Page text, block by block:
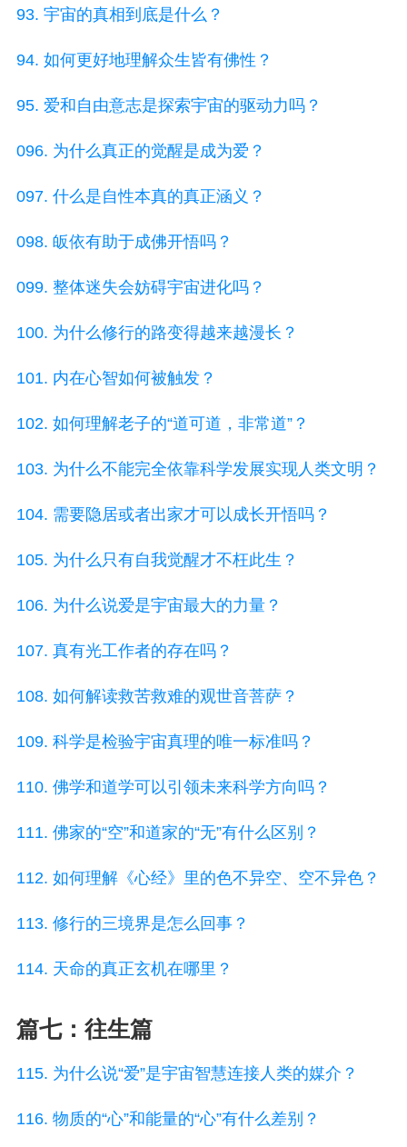
93. 宇宙的真相到底是什么？
94. 如何更好地理解众生皆有佛性？
95. 爱和自由意志是探索宇宙的驱动力吗？
096. 为什么真正的觉醒是成为爱？
097. 什么是自性本真的真正涵义？
098. 皈依有助于成佛开悟吗？
099. 整体迷失会妨碍宇宙进化吗？
100. 为什么修行的路变得越来越漫长？
101. 内在心智如何被触发？
102. 如何理解老子的“道可道，非常道”？
103. 为什么不能完全依靠科学发展实现人类文明？
104. 需要隐居或者出家才可以成长开悟吗？
105. 为什么只有自我觉醒才不枉此生？
106. 为什么说爱是宇宙最大的力量？
107. 真有光工作者的存在吗？
108. 如何解读救苦救难的观世音菩萨？
109. 科学是检验宇宙真理的唯一标准吗？
110. 佛学和道学可以引领未来科学方向吗？
111. 佛家的“空”和道家的“无”有什么区别？
112. 如何理解《心经》里的色不异空、空不异色？
113. 修行的三境界是怎么回事？
114. 天命的真正玄机在哪里？
篇七：往生篇
115. 为什么说“爱”是宇宙智慧连接人类的媒介？
116. 物质的“心”和能量的“心”有什么差别？